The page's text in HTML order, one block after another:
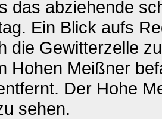
das abziehende
Ein Blick aufs
die Gewitterzelle
Hohen Meißner
Der Hohe
sehen.